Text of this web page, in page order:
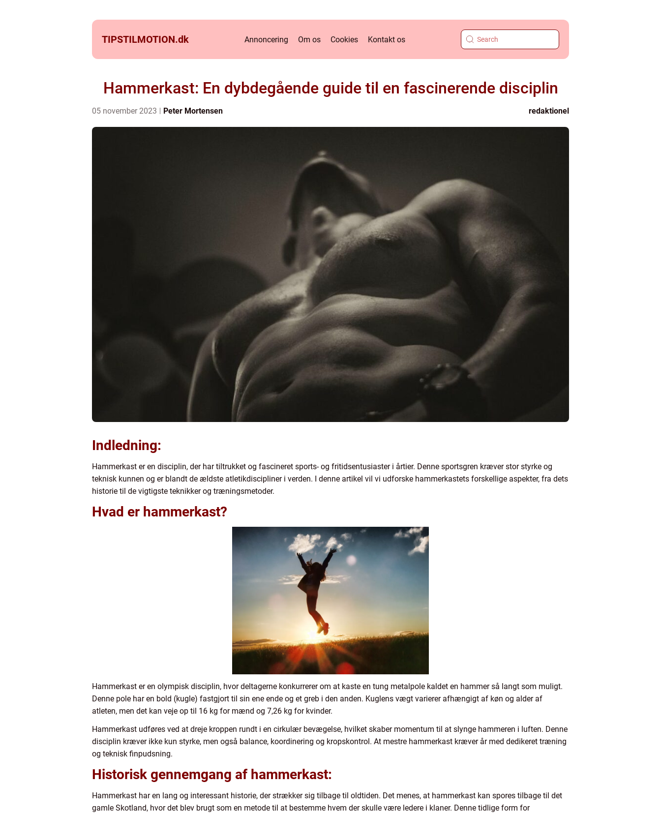
TIPSTILMOTION.dk Annoncering Om os Cookies Kontakt os
Hammerkast: En dybdegående guide til en fascinerende disciplin
05 november 2023 Peter Mortensen redaktionel
Indledning:
Hammerkast er en disciplin, der har tiltrukket og fascineret sports- og fritidsentusiaster i årtier. Denne sportsgren kræver stor styrke og
teknisk kunnen og er blandt de ældste atletikdiscipliner i verden. I denne artikel vil vi udforske hammerkastets forskellige aspekter, fra dets
historie til de vigtigste teknikker og træningsmetoder.
Hvad er hammerkast?
Hammerkast er en olympisk disciplin, hvor deltagerne konkurrerer om at kaste en tung metalpole kaldet en hammer så langt som muligt.
Denne pole har en bold (kugle) fastgjort til sin ene ende og et greb i den anden. Kuglens vægt varierer afhængigt af køn og alder af
atleten, men det kan veje op til 16 kg for mænd og 7,26 kg for kvinder.
Hammerkast udføres ved at dreje kroppen rundt i en cirkulær bevægelse, hvilket skaber momentum til at slynge hammeren i luften. Denne
disciplin kræver ikke kun styrke, men også balance, koordinering og kropskontrol. At mestre hammerkast kræver år med dedikeret træning
og teknisk finpudsning.
Historisk gennemgang af hammerkast:
Hammerkast har en lang og interessant historie, der strækker sig tilbage til oldtiden. Det menes, at hammerkast kan spores tilbage til det
gamle Skotland, hvor det blev brugt som en metode til at bestemme hvem der skulle være ledere i klaner. Denne tidlige form for